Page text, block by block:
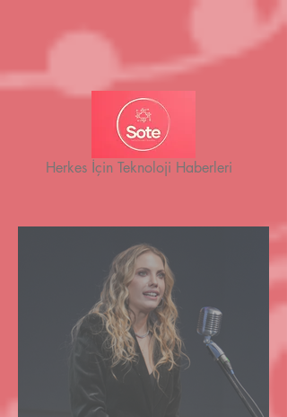
Herkes İçin Teknoloji Haberleri